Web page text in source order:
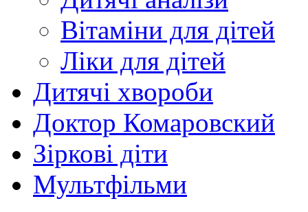
Вітаміни для дітей
Ліки для дітей
Дитячі хвороби
Доктор Комаровский
Зіркові діти
Мультфільми